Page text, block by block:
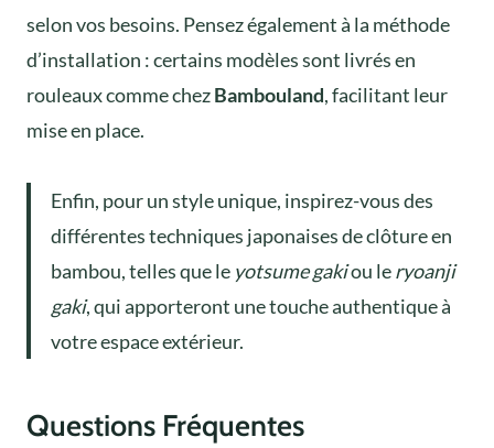
selon vos besoins. Pensez également à la méthode
d’installation : certains modèles sont livrés en
rouleaux comme chezBambouland, facilitant leur
mise en place.
Enfin, pour un style unique, inspirez-vous des
différentes techniques japonaises de clôture en
bambou, telles que le yotsume gakiou leryoanji
gaki, qui apporteront une touche authentique à
votre espace extérieur.
Questions Fréquentes